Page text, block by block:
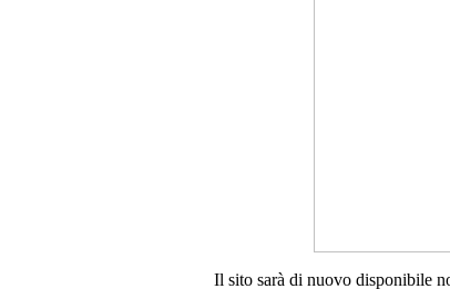
Il sito sarà di nuovo disponibile